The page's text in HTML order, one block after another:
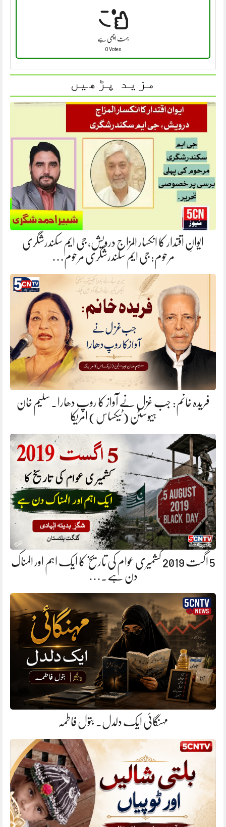
بہت اچھی ہے
0 Votes
مزید پڑھیں
ایوانِ اقتدار کا انکسار المزاج درویش، جی ایم سکندرشگری
مرحوم: جی ایم سکندرشگری مرحوم…
فریدہ خانم: جب غزل نے آواز کا روپ دھارا. سلیم خان
ہیوسٹن (ٹیکساس) امریکا
5 اگست 2019 کشمیری عوام کی تاریخ کا ایک اہم اور المناک
دن ہے.…
مہنگائی ایک دلدل. بتول فاطمہ